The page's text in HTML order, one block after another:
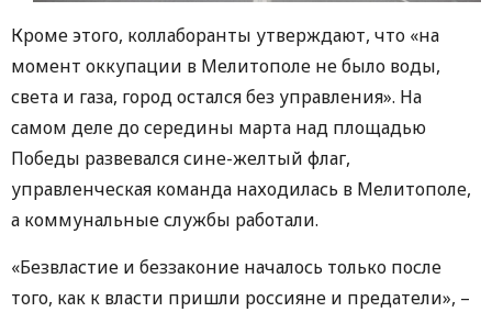
Кроме этого, коллаборанты утверждают, что «на
момент оккупации в Мелитополе не было воды,
света и газа, город остался без управления». На
самом деле до середины марта над площадью
Победы развевался сине-желтый флаг,
управленческая команда находилась в Мелитополе,
а коммунальные службы работали.
«Безвластие и беззаконие началось только после
того, как к власти пришли россияне и предатели», –